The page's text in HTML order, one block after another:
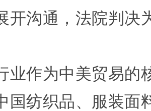
开沟通，法院判决
业作为中美贸易的
国纺织品、服装面